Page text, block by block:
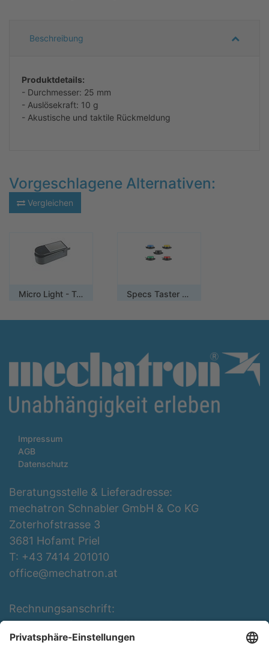
Beschreibung
Produktdetails:
- Durchmesser: 25 mm
- Auslösekraft: 10 g
- Akustische und taktile Rückmeldung
Vorgeschlagene Alternativen:
Vergleichen
Micro Light - Taster Specs Taster - IC
Impressum
AGB
Datenschutz
Beratungsstelle & Lieferadresse:
mechatron Schnabler GmbH & Co KG
Zoterhofstrasse 3
3681 Hofamt Priel
T: +43 7414 201010
office@mechatron.at
Rechnungsanschrift:
mechatron Schnabler GmbH & Co KG
Rottenbergerstraße 3